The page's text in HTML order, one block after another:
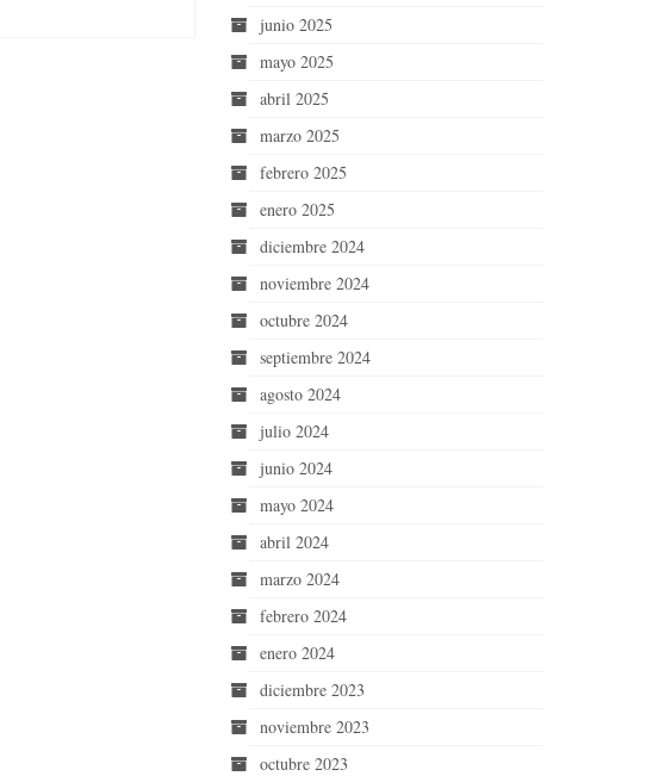
junio 2025
mayo 2025
abril 2025
marzo 2025
febrero 2025
enero 2025
diciembre 2024
noviembre 2024
octubre 2024
septiembre 2024
agosto 2024
julio 2024
junio 2024
mayo 2024
abril 2024
marzo 2024
febrero 2024
enero 2024
diciembre 2023
noviembre 2023
octubre 2023